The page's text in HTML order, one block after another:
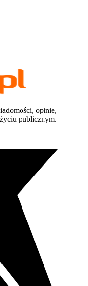
opinie,
publicznym.